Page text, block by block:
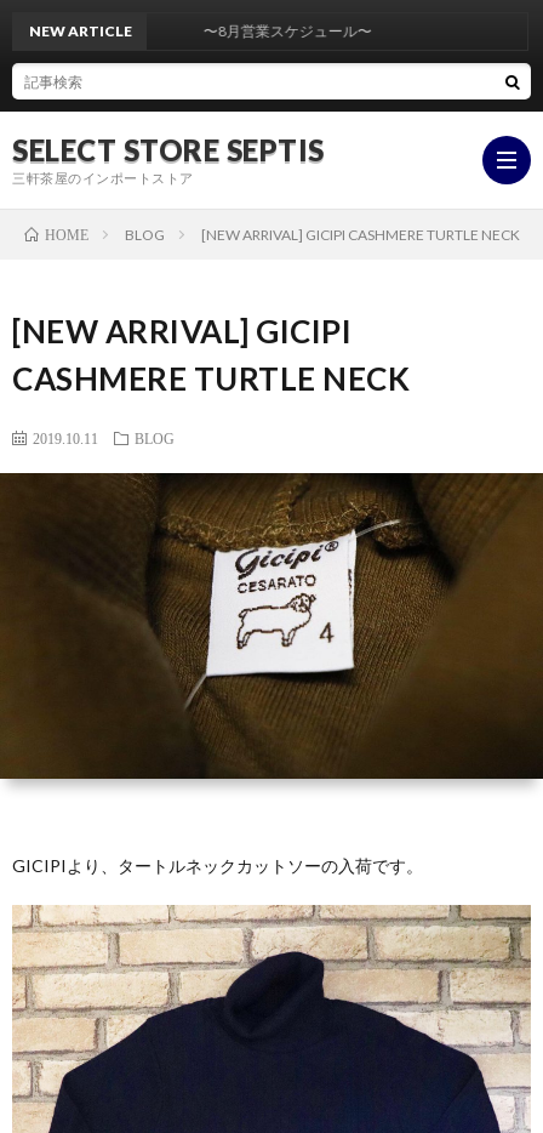
SELECT STORE SEPTIS
三軒茶屋のインポートストア
NEW ARTICLE〜8月営業スケジュール〜
HOME BLOG [NEW ARRIVAL] GICIPI CASHMERE TURTLE NECK
[NEW ARRIVAL] GICIPI
CASHMERE TURTLE NECK
2019.10.11 BLOG
GICIPIより、タートルネックカットソーの入荷です。